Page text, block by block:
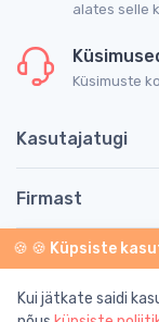
alates selle
Küsimuste
Kasutajatugi
Firmast
Teave
© 2026
🍪 🍪 Küpsiste
Kui jätkate saidi